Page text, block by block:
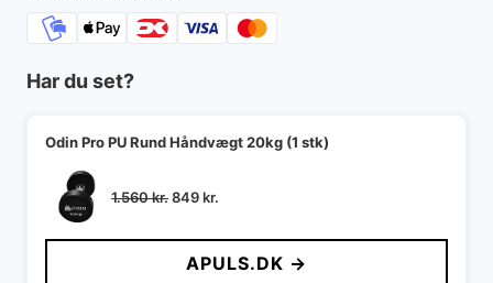
Har du set?
Odin Pro PU Rund Håndvægt 20kg (1 stk)
1.560kr.Den
pris
var:
849kr.
pris
er:
APULS.DK →